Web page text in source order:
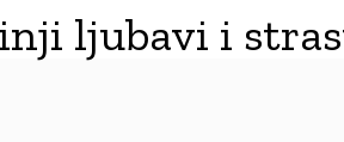
ljubavi i